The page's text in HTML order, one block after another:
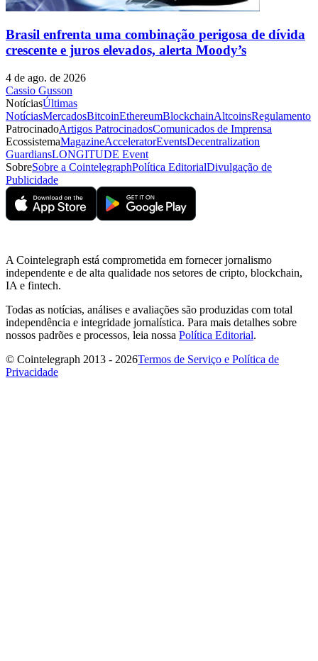
Brasil enfrenta uma combinação perigosa de dívida
crescente e juros elevados, alerta Moody’s
4 de ago. de 2026
Cassio Gusson
NotíciasÚltimas
NotíciasMercadosBitcoinEthereumBlockchainAltcoinsRegulamento
PatrocinadoArtigos PatrocinadosComunicados de Imprensa
EcossistemaMagazineAcceleratorEventsDecentralization
GuardiansLONGITUDE Event
SobreSobre a CointelegraphPolítica EditorialDivulgação de
Publicidade
A Cointelegraph está comprometida em fornecer jornalismo
independente e de alta qualidade nos setores de cripto, blockchain,
IA e fintech.
Todas as notícias, análises e avaliações são produzidas com total
independência e integridade jornalística. Para mais detalhes sobre
nossos padrões e processos, leia nossa Política Editorial.
© Cointelegraph 2013 - 2026Termos de Serviço e Política de
Privacidade